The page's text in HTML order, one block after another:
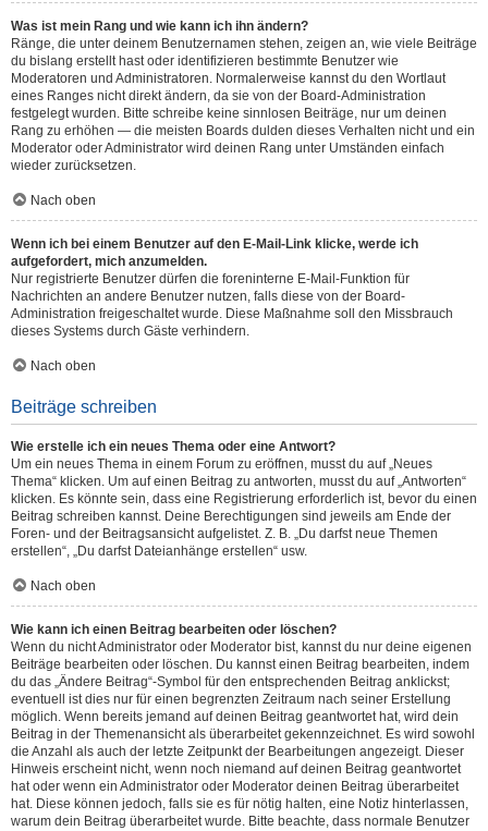
Was ist mein Rang und wie kann ich ihn ändern?
Ränge, die unter deinem Benutzernamen stehen, zeigen an, wie viele Beiträge
du bislang erstellt hast oder identifizieren bestimmte Benutzer wie
Moderatoren und Administratoren. Normalerweise kannst du den Wortlaut
eines Ranges nicht direkt ändern, da sie von der Board-Administration
festgelegt wurden. Bitte schreibe keine sinnlosen Beiträge, nur um deinen
Rang zu erhöhen — die meisten Boards dulden dieses Verhalten nicht und ein
Moderator oder Administrator wird deinen Rang unter Umständen einfach
wieder zurücksetzen.
Nach oben
Wenn ich bei einem Benutzer auf den E-Mail-Link klicke, werde ich
aufgefordert, mich anzumelden.
Nur registrierte Benutzer dürfen die foreninterne E-Mail-Funktion für
Nachrichten an andere Benutzer nutzen, falls diese von der Board-
Administration freigeschaltet wurde. Diese Maßnahme soll den Missbrauch
dieses Systems durch Gäste verhindern.
Nach oben
Beiträge schreiben
Wie erstelle ich ein neues Thema oder eine Antwort?
Um ein neues Thema in einem Forum zu eröffnen, musst du auf „Neues
Thema“ klicken. Um auf einen Beitrag zu antworten, musst du auf „Antworten“
klicken. Es könnte sein, dass eine Registrierung erforderlich ist, bevor du einen
Beitrag schreiben kannst. Deine Berechtigungen sind jeweils am Ende der
Foren- und der Beitragsansicht aufgelistet. Z. B. „Du darfst neue Themen
erstellen“, „Du darfst Dateianhänge erstellen“ usw.
Nach oben
Wie kann ich einen Beitrag bearbeiten oder löschen?
Wenn du nicht Administrator oder Moderator bist, kannst du nur deine eigenen
Beiträge bearbeiten oder löschen. Du kannst einen Beitrag bearbeiten, indem
du das „Ändere Beitrag“-Symbol für den entsprechenden Beitrag anklickst;
eventuell ist dies nur für einen begrenzten Zeitraum nach seiner Erstellung
möglich. Wenn bereits jemand auf deinen Beitrag geantwortet hat, wird dein
Beitrag in der Themenansicht als überarbeitet gekennzeichnet. Es wird sowohl
die Anzahl als auch der letzte Zeitpunkt der Bearbeitungen angezeigt. Dieser
Hinweis erscheint nicht, wenn noch niemand auf deinen Beitrag geantwortet
hat oder wenn ein Administrator oder Moderator deinen Beitrag überarbeitet
hat. Diese können jedoch, falls sie es für nötig halten, eine Notiz hinterlassen,
warum dein Beitrag überarbeitet wurde. Bitte beachte, dass normale Benutzer